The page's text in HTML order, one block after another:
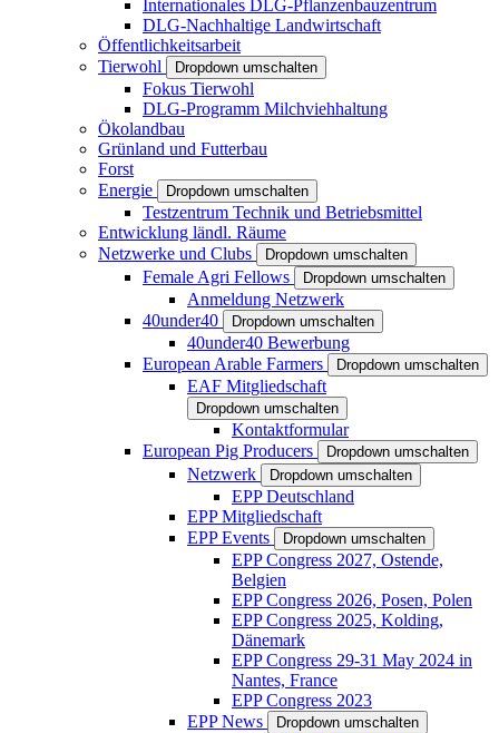
Internationales DLG-Pflanzenbauzentrum
DLG-Nachhaltige Landwirtschaft
Öffentlichkeitsarbeit
Tierwohl
Dropdown umschalten
Fokus Tierwohl
DLG-Programm Milchviehhaltung
Ökolandbau
Grünland und Futterbau
Forst
Energie
Dropdown umschalten
Testzentrum Technik und Betriebsmittel
Entwicklung ländl. Räume
Netzwerke und Clubs
Dropdown umschalten
Female Agri Fellows Dropdown umschalten
Anmeldung Netzwerk
40under40
Dropdown umschalten
40under40 Bewerbung
European Arable Farmers
Dropdown umschalten
EAF Mitgliedschaft
Dropdown umschalten
Kontaktformular
European Pig Producers
Dropdown umschalten
Netzwerk Dropdown umschalten
EPP Deutschland
EPP Mitgliedschaft
EPP Events
Dropdown umschalten
EPP Congress 2027, Ostende,
Belgien
EPP Congress 2026, Posen, Polen
EPP Congress 2025, Kolding,
Dänemark
EPP Congress 29-31 May 2024 in
Nantes, France
EPP Congress 2023
EPP News
Dropdown umschalten